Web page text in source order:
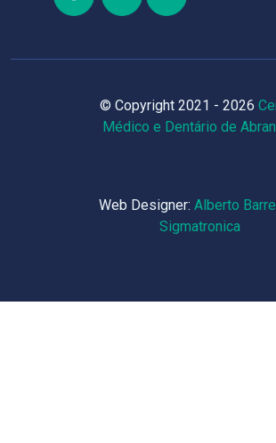
© Copyright 2021 - 2026
Médico e Dentário de
Web Designer: Alberto
Sigmatronica